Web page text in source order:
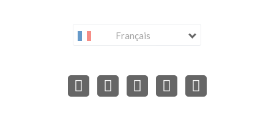
Français